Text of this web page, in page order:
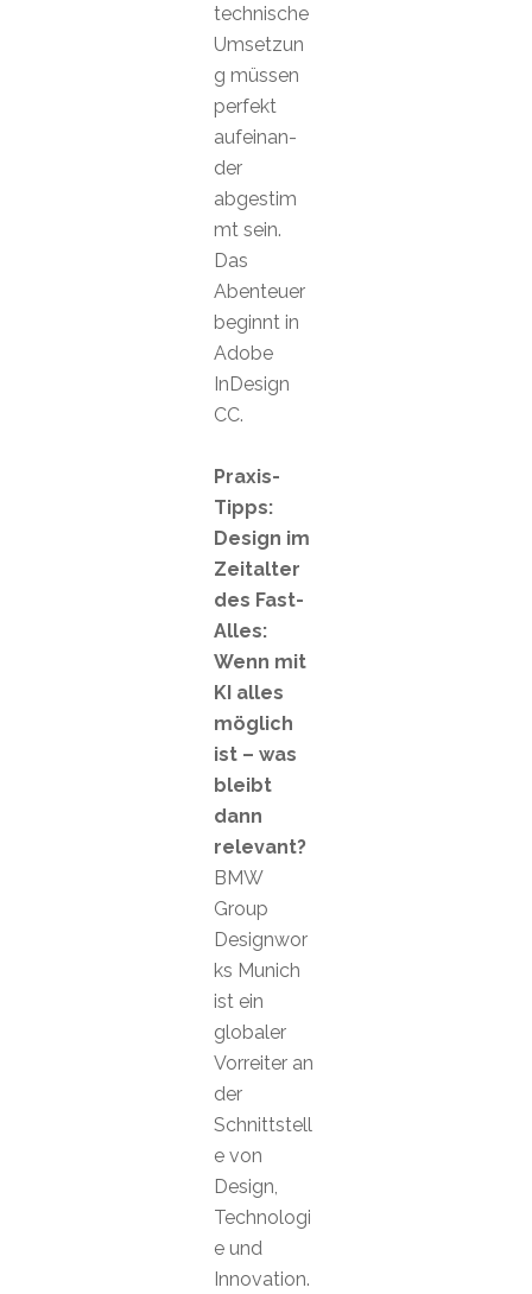
technische
Umsetzun
g müssen
perfekt
aufeinan-
der
abgestim
mt sein.
Das
Abenteuer
beginnt in
Adobe
InDesign
CC.
Praxis-
Tipps:
Design im
Zeitalter
des Fast-
Alles:
Wenn mit
KI alles
möglich
ist – was
bleibt
dann
relevant?
BMW
Group
Designwor
ks Munich
ist ein
globaler
Vorreiter an
der
Schnittstell
e von
Design,
Technologi
e und
Innovation.